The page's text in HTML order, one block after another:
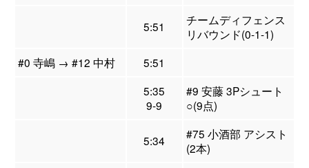
5:51
チームディフェンス
リバウンド(0-1-1)
#0 寺嶋 → #12 中村
5:51
5:35
9-9
#9 安藤 3Pシュート
○(9点)
5:34
#75 小酒部 アシスト
(2本)